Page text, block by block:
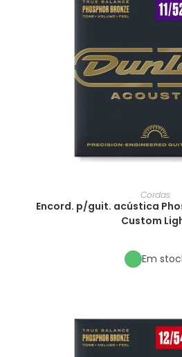
Cordas
Encord. p/guit. acústica
Custom
Em